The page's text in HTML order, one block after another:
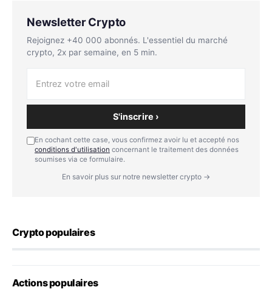
Newsletter Crypto
Rejoignez +40 000 abonnés. L'essentiel du marché
crypto, 2x par semaine, en 5 min.
S'inscrire ›
En cochant cette case, vous confirmez avoir lu et accepté nos
conditions d'utilisation concernant le traitement des données
soumises via ce formulaire.
En savoir plus sur notre newsletter crypto →
Crypto populaires
Actions populaires